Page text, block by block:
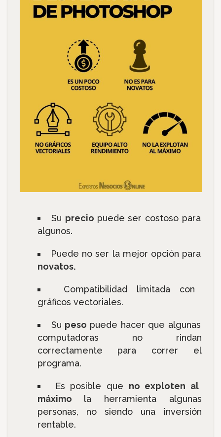
Su precio puede ser costoso para
algunos.
Puede no ser la mejor opción para
novatos.
Compatibilidad limitada con
gráficos vectoriales.
Su peso puede hacer que algunas
computadoras no rindan
correctamente para correr el
programa.
Es posible que no exploten al
máximo la herramienta algunas
personas, no siendo una inversión
rentable.